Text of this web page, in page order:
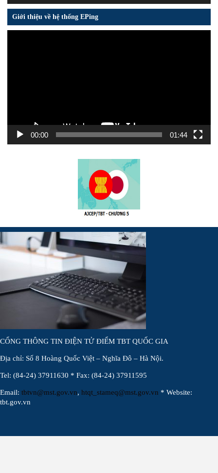
Giới thiệu về hệ thống EPing
00:00 01:44
CỔNG THÔNG TIN ĐIỆN TỬ ĐIỂM TBT QUỐC GIA
Địa chỉ: Số 8 Hoàng Quốc Việt – Nghĩa Đô – Hà Nội.
Tel: (84-24) 37911630 * Fax: (84-24) 37911595
Email: tbtvn@mst.gov.vn, htqt_stameq@mst.gov.vn * Website:
tbt.gov.vn